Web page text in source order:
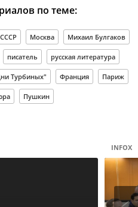
по теме:
СССР Москва Михаил Булгаков
писатель русская литература
Турбиных" Франция Париж
Пушкин
INFOX